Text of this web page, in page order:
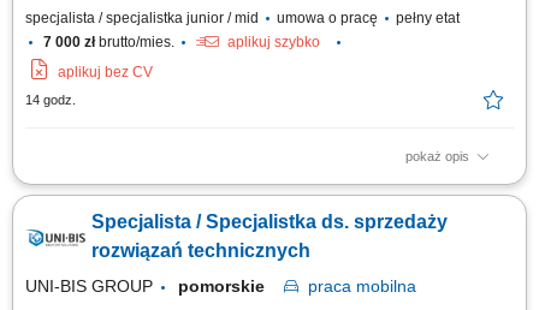
specjalista / specjalistka junior / mid umowa o pracę
pełny etat
7 000 złbrutto/mies.
aplikuj szybko
aplikuj bez CV
14 godz.
pokaż opis
Opis stanowiska: rozwijanie sprzedaży poprzez aktywne działania w
oraz proponowanie dopasowanych rozwiązań, prowadzenie prezentacji i
negocjacji handlowych, utrzymywanie trwałych relacji i dbanie o wysoki
Specjalista / Specjalistka ds. sprzedaży
rozwiązań technicznych
UNI-BIS GROUP pomorskie praca mobilna